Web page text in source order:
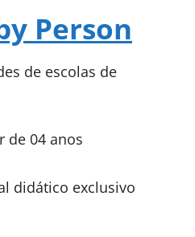
Person
de escolas de
de 04 anos
didático exclusivo